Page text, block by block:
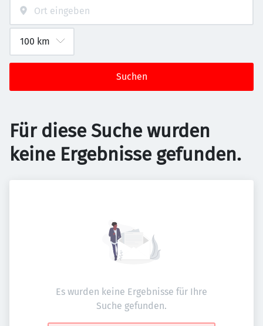
Suchen
Für diese Suche wurden
keine Ergebnisse gefunden.
Es wurden keine Ergebnisse für Ihre
Suche gefunden.